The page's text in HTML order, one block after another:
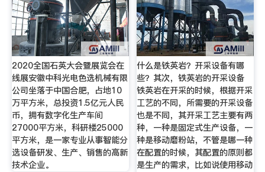
2020全国石英大会暨展览会在
线展安徽中科光电色选机械有限
公司坐落于中国合肥，占地10
万平方米，总投资1.5亿元人民
币，拥有数字化生产车间
27000平方米，科研楼25000
平方米，是一家专业从事智能分
选设备研发、生产、销售的高新
技术企业。
什么是铁英岩？开采设备有哪
些？其次，铁英岩的开采设备
铁英岩在开采的时候，根据开采
工艺的不同，所需要的开采设备
也是不同，其开采工艺主要有两
种，一种是固定式生产设备，一
种是移动磨粉站，不管是哪一种
在配置的时候，其配置的原则都
是生产的需求，比如说使用移动